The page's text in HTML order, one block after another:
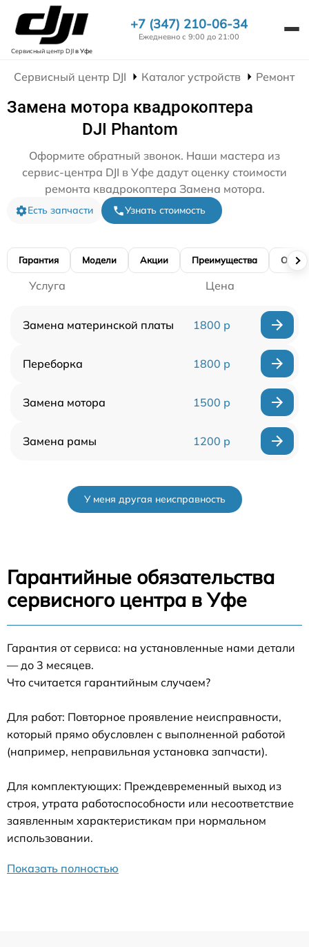
Сервисный центр DJIв Уфе
+7 (347) 210-06-34
Ежедневно с 9:00 до 21:00
Сервисный центр DJI Каталог устройств Ремонт
Замена мотора квадрокоптера
DJI Phantom
Оформите обратный звонок. Наши мастера из
сервис-центра DJI в Уфе дадут оценку стоимости
ремонта квадрокоптера Замена мотора.
Есть запчасти Узнать стоимость
Гарантия Модели Акции Преимущества
Услуга Цена
Замена материнской платы 1800 р
Переборка 1800 р
Замена мотора 1500 р
Замена рамы 1200 р
У меня другая неисправность
Гарантийные обязательства
сервисного центра в Уфе
Гарантия от сервиса: на установленные нами детали
— до 3 месяцев.
Что считается гарантийным случаем?
Для работ: Повторное проявление неисправности,
который прямо обусловлен с выполненной работой
(например, неправильная установка запчасти).
Для комплектующих: Преждевременный выход из
строя, утрата работоспособности или несоответствие
заявленным характеристикам при нормальном
использовании.
Показать полностью